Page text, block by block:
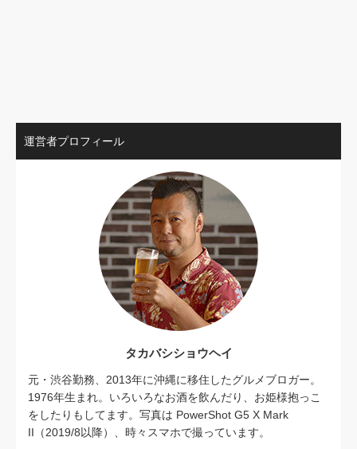
運営者プロフィール
タカバシショウヘイ
元・渋谷勤務、2013年に沖縄に移住したグルメブロガー。
1976年生まれ。いろいろなお酒を飲んだり、お姫様抱っこ
をしたりもしてます。写真は PowerShot G5 X Mark
II（2019/8以降）、時々スマホで撮っています。